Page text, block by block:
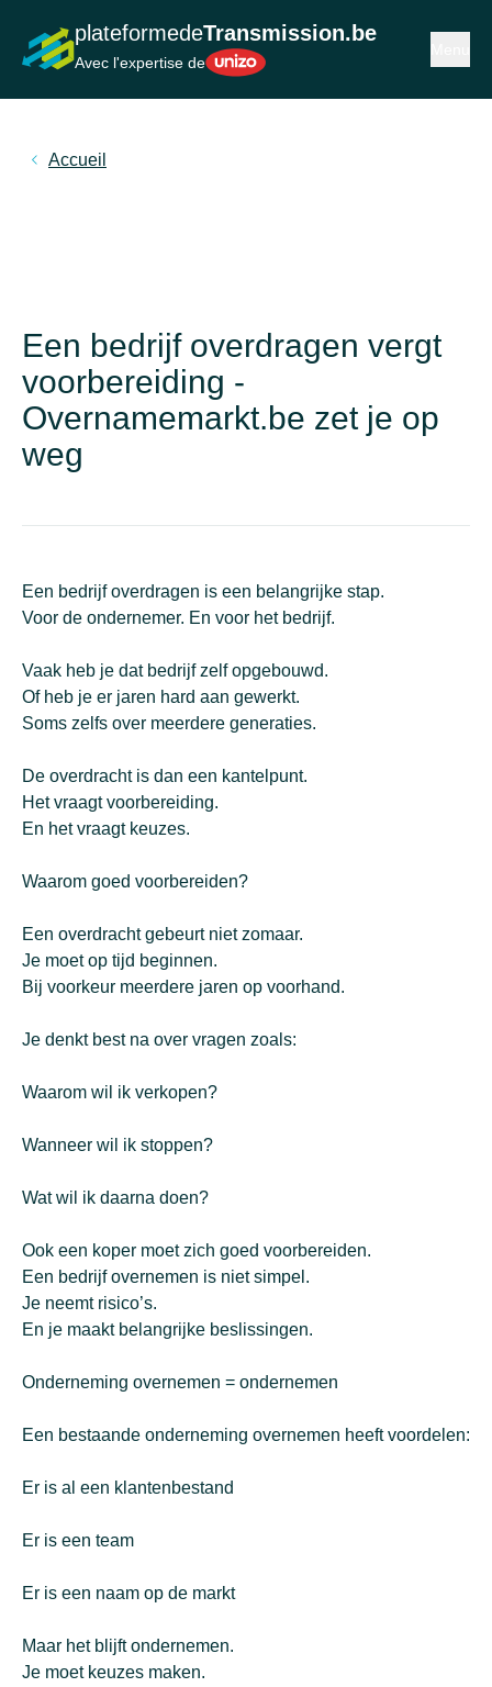
plateformedeTransmission.be
Avec l'expertise deUnizo
Accueil
Een bedrijf overdragen vergt
voorbereiding -
Overnamemarkt.be zet je op
weg
Een bedrijf overdragen is een belangrijke stap.
Voor de ondernemer. En voor het bedrijf.
Vaak heb je dat bedrijf zelf opgebouwd.
Of heb je er jaren hard aan gewerkt.
Soms zelfs over meerdere generaties.
De overdracht is dan een kantelpunt.
Het vraagt voorbereiding.
En het vraagt keuzes.
Waarom goed voorbereiden?
Een overdracht gebeurt niet zomaar.
Je moet op tijd beginnen.
Bij voorkeur meerdere jaren op voorhand.
Je denkt best na over vragen zoals:
Waarom wil ik verkopen?
Wanneer wil ik stoppen?
Wat wil ik daarna doen?
Ook een koper moet zich goed voorbereiden.
Een bedrijf overnemen is niet simpel.
Je neemt risico’s.
En je maakt belangrijke beslissingen.
Onderneming overnemen = ondernemen
Een bestaande onderneming overnemen heeft voordelen:
Er is al een klantenbestand
Er is een team
Er is een naam op de markt
Maar het blijft ondernemen.
Je moet keuzes maken.